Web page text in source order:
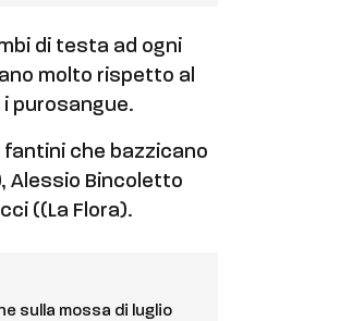
di testa ad ogni
molto rispetto al
purosangue.
che bazzicano
Alessio Bincoletto
((La Flora).
sulla mossa di luglio